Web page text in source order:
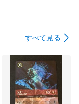
すべて見る